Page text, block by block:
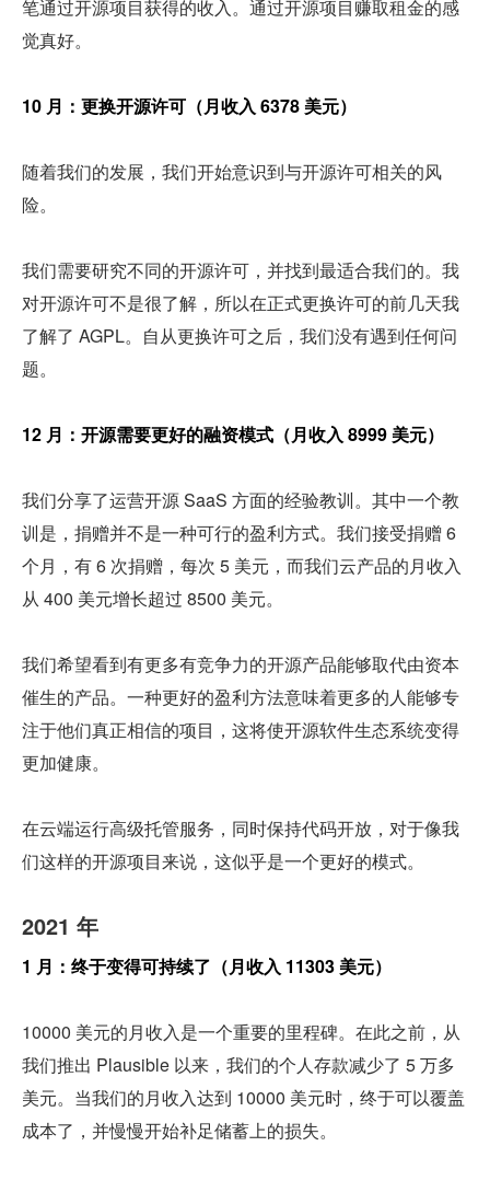
笔通过开源项目获得的收入。通过开源项目赚取租金的感
觉真好。
10 月：更换开源许可（月收入 6378 美元）
随着我们的发展，我们开始意识到与开源许可相关的风
险。
我们需要研究不同的开源许可，并找到最适合我们的。我
对开源许可不是很了解，所以在正式更换许可的前几天我
了解了 AGPL。自从更换许可之后，我们没有遇到任何问
题。
12 月：开源需要更好的融资模式（月收入 8999 美元）
我们分享了运营开源 SaaS 方面的经验教训。其中一个教
训是，捐赠并不是一种可行的盈利方式。我们接受捐赠 6
个月，有 6 次捐赠，每次 5 美元，而我们云产品的月收入
从 400 美元增长超过 8500 美元。
我们希望看到有更多有竞争力的开源产品能够取代由资本
催生的产品。一种更好的盈利方法意味着更多的人能够专
注于他们真正相信的项目，这将使开源软件生态系统变得
更加健康。
在云端运行高级托管服务，同时保持代码开放，对于像我
们这样的开源项目来说，这似乎是一个更好的模式。
2021 年
1 月：终于变得可持续了（月收入 11303 美元）
10000 美元的月收入是一个重要的里程碑。在此之前，从
我们推出 Plausible 以来，我们的个人存款减少了 5 万多
美元。当我们的月收入达到 10000 美元时，终于可以覆盖
成本了，并慢慢开始补足储蓄上的损失。